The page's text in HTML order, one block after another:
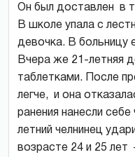
Он был доставлен в
В школе упала с
девочка. В больницу
Вчера же 21-летняя
таблетками. После
легче, и она
ранения нанесли
летний челнинец
возрасте 24 и 25 лет